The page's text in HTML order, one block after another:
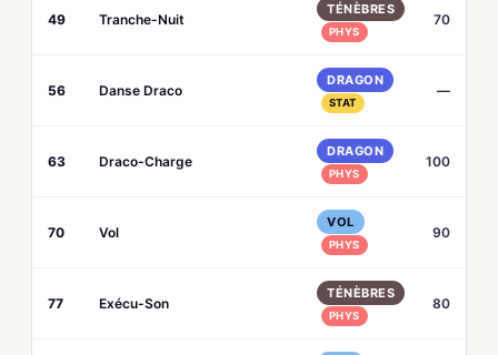
49 Tranche-Nuit
TÉNÈBRES
PHYS
70
56 Danse Draco
DRAGON
STAT
—
63 Draco-Charge
DRAGON
PHYS
100
70 Vol
VOL
PHYS
90
77 Exécu-Son
TÉNÈBRES
PHYS
80